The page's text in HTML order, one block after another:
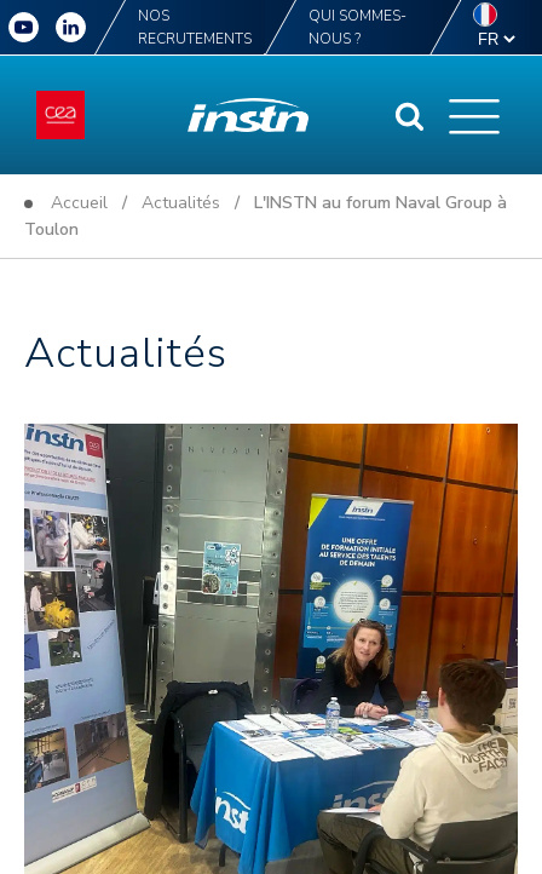
NOS
RECRUTEMENTS
QUI SOMMES-
NOUS ?
Accueil / Actualités / L'INSTN au forum Naval Group à
Toulon
Actualités